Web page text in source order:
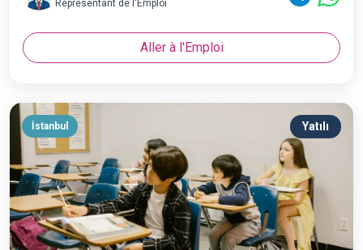
Représentant de l'Emploi
Aller à l'Emploi
İstanbul Yatılı